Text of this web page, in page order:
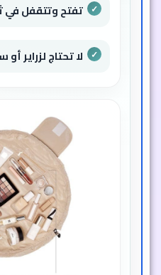
تفتح وتتقفل في
لا تحتاج لزراير